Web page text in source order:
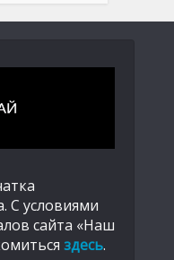
С условиями
сайта «Наш
здесь.